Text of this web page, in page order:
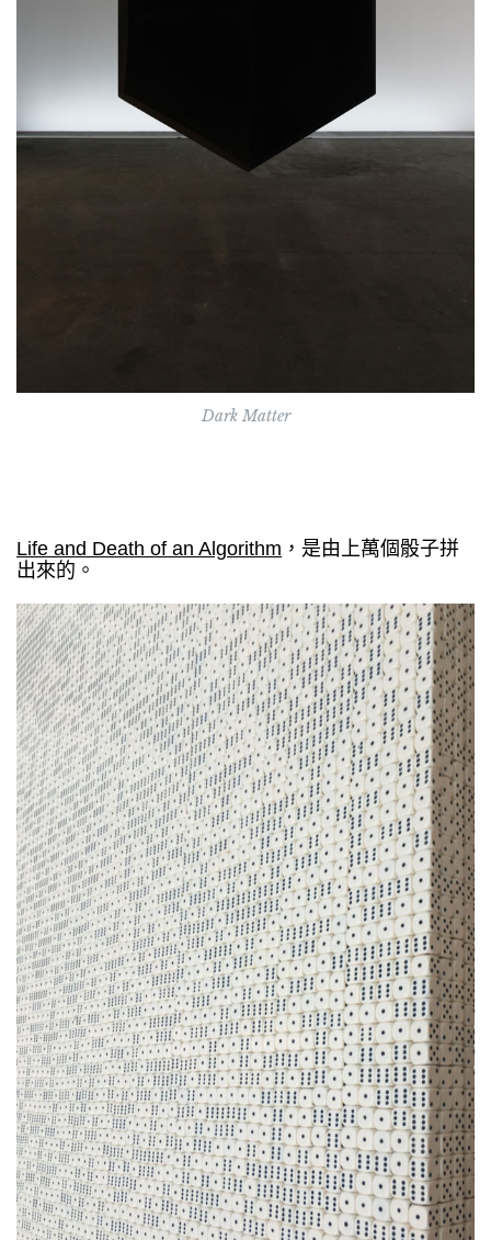
Dark Matter
Life and Death of an Algorithm ，是由上萬個骰子拼
出來的。